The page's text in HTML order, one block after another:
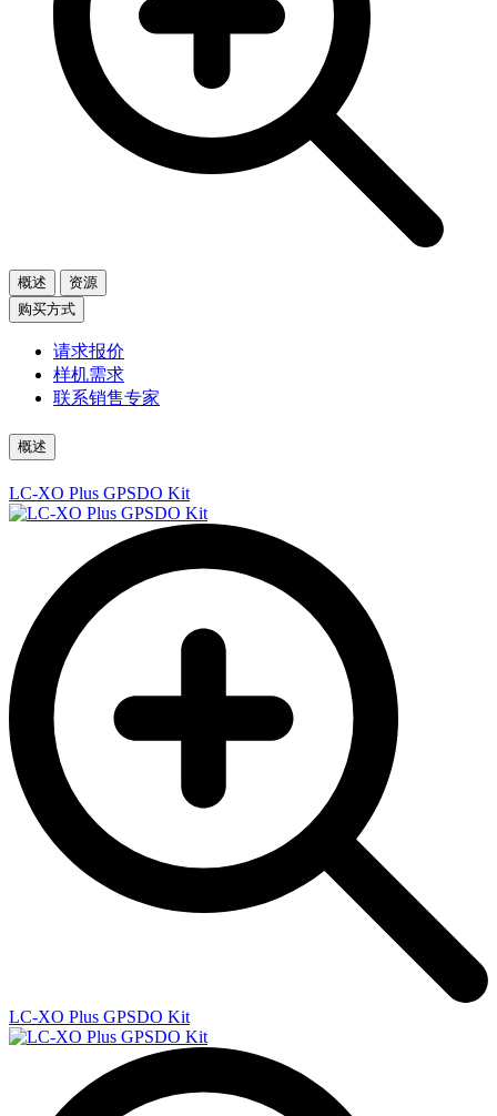
概述
资源
购买方式
请求报价
样机需求
联系销售专家
概述
LC-XO Plus GPSDO Kit
LC-XO Plus GPSDO Kit